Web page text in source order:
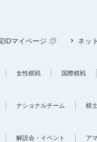
IDマイページ ネッ
女性棋戦 国際棋戦
ナショナルチーム 棋
解説会・イベント ア